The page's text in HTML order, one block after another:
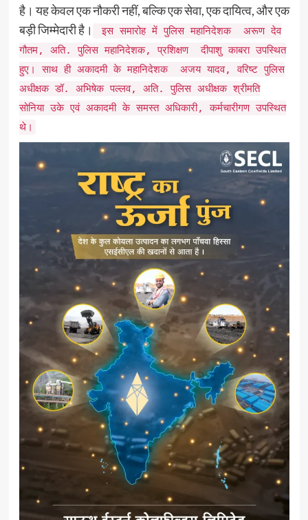
है। यह केवल एक नौकरी नहीं, बल्कि एक सेवा, एक दायित्व, और एक
बड़ी जिम्मेदारी है।
इस समारोह में पुलिस महानिदेशक अरूण देव
गौतम, अति. पुलिस महानिदेशक, प्रशिक्षण दीपाशु काबरा उपस्थित
हुए। साथ ही अकादमी के महानिदेशक अजय यादव, वरिष्ट पुलिस
अधीक्षक डॉ. अभिषेक पल्लव, अति. पुलिस अधीक्षक श्रीमति
सोनिया उके एवं अकादमी के समस्त अधिकारी, कर्मचारीगण उपस्थित
थे।